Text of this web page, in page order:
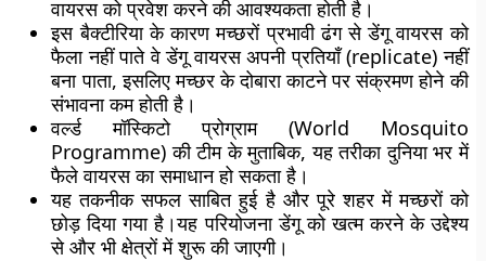
वायरस को प्रवेश करने की आवश्यकता होती है।
इस बैक्टीरिया के कारण मच्छरों प्रभावी ढंग से डेंगू वायरस को
फैला नहीं पाते वे डेंगू वायरस अपनी प्रतियाँ (replicate) नहीं
बना पाता, इसलिए मच्छर के दोबारा काटने पर संक्रमण होने की
संभावना कम होती है।
वर्ल्ड मॉस्किटो प्रोग्राम (World Mosquito
Programme) की टीम के मुताबिक, यह तरीका दुनिया भर में
फैले वायरस का समाधान हो सकता है।
यह तकनीक सफल साबित हुई है और पूरे शहर में मच्छरों को
छोड़ दिया गया है।यह परियोजना डेंगू को खत्म करने के उद्देश्य
से और भी क्षेत्रों में शुरू की जाएगी।